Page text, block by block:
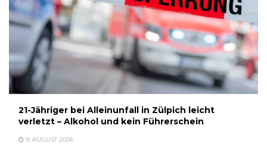
21-Jähriger bei Alleinunfall in Zülpich leicht
verletzt – Alkohol und kein Führerschein
9. AUGUST 2026